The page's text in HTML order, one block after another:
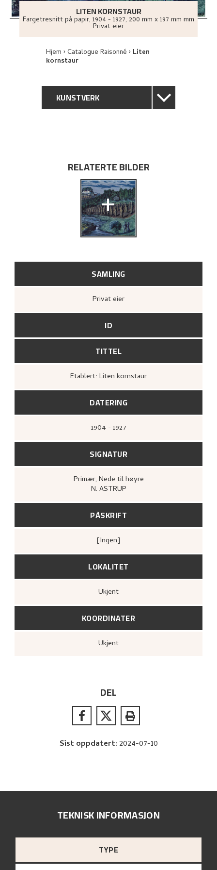
LITEN KORNSTAUR
Fargetresnitt på papir, 1904 - 1927, 200 mm x 197 mm mm
Privat eier
Hjem Catalogue Raisonné Liten
kornstaur
KUNSTVERK
PROVENIENS
UTFORSK
SAMLING
Privat eier
ID
TITTEL
Etablert: Liten kornstaur
DATERING
1904 - 1927
SIGNATUR
Primær, Nede til høyre
N. ASTRUP
PÅSKRIFT
[ingen]
RELATERTE BILDER
+
LOKALITET
Ukjent
KOORDINATER
Ukjent
DEL
Sist oppdatert: 2024-07-10
TEKNISK INFORMASJON
TYPE